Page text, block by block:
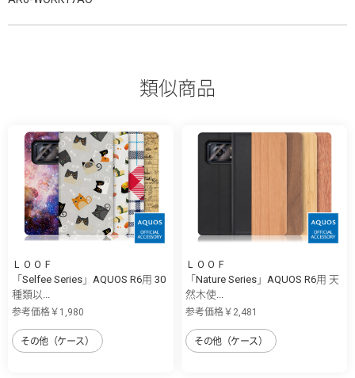
類似商品
ＬＯＯＦ
「Selfee Series」AQUOS R6用 30
種類以...
参考価格￥1,980
その他（ケース）
ＬＯＯＦ
「Nature Series」AQUOS R6用 天
然木使...
参考価格￥2,481
その他（ケース）